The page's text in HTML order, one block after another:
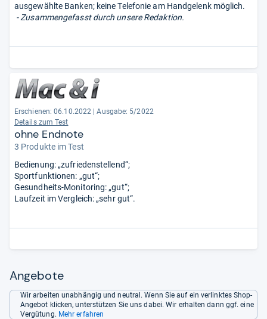
ausgewählte Banken; keine Telefonie am Handgelenk möglich.
- Zusammengefasst durch unsere Redaktion.
Erschienen: 06.10.2022 | Ausgabe: 5/2022
Details zum Test
ohne Endnote
3 Produkte im Test
Bedienung: „zufriedenstellend“;
Sportfunktionen: „gut“;
Gesundheits-Monitoring: „gut“;
Laufzeit im Vergleich: „sehr gut“.
Angebote
Wir arbeiten unabhängig und neutral. Wenn Sie auf ein verlinktes Shop-
Angebot klicken, unterstützen Sie uns dabei. Wir erhalten dann ggf. eine
Vergütung. Mehr erfahren